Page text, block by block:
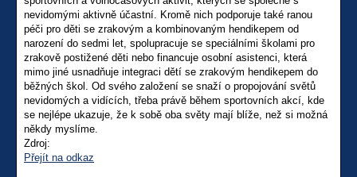
nevidomými aktivně účastní. Kromě nich podporuje také ranou
péči pro děti se zrakovým a kombinovaným hendikepem od
narození do sedmi let, spolupracuje se speciálními školami pro
zrakově postižené děti nebo financuje osobní asistenci, která
mimo jiné usnadňuje integraci dětí se zrakovým hendikepem do
běžných škol. Od svého založení se snaží o propojování světů
nevidomých a vidících, třeba právě během sportovních akcí, kde
se nejlépe ukazuje, že k sobě oba světy mají blíže, než si možná
někdy myslíme.
Zdroj:
Přejít na odkaz